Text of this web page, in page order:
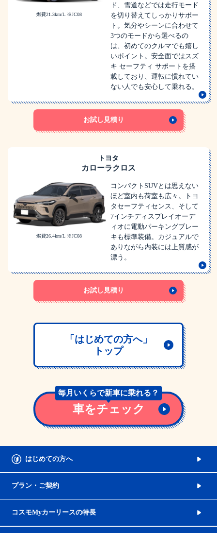
燃費21.3km/L ※JC08
ド、雪道などでは走行モード
を切り替えてしっかりサポー
ト。気分やシーンに合わせて
3つのモードから選べるの
は、初めてのクルマでも嬉し
いポイント。安全面ではスズ
キ セーフティ サポートを搭
載しており、運転に慣れてい
ない人でも安心して乗れる。
お試し見積り
トヨタ
カローラクロス
燃費26.4km/L ※JC08
コンパクトSUVとは思えない
ほど室内も荷室も広々。トヨ
タセーフティセンス、そして
7インチディスプレイオーデ
ィオに電動パーキングブレー
キも標準装備。カジュアルで
ありながら内装には上質感が
漂う。
お試し見積り
「はじめての方へ」
トップ
毎月いくらで新車に乗れる？
車をチェック
はじめての方へ
プラン・ご契約
コスモMyカーリースの特長